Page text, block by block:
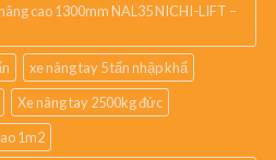
cao 1300mm NAL35 NICHI-LIFT –
xe nâng tay 5 tấn nhập khẩ
Xe nâng tay 2500kg đức
1m2